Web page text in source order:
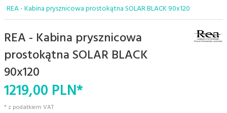
REA - Kabina prysznicowa prostokątna SOLAR BLACK 90x120
REA - Kabina prysznicowa
prostokątna SOLAR BLACK
90x120
1219,00 PLN*
* z podatkiem VAT